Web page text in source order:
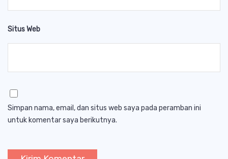
Situs Web
Simpan nama, email, dan situs web saya pada peramban ini
untuk komentar saya berikutnya.